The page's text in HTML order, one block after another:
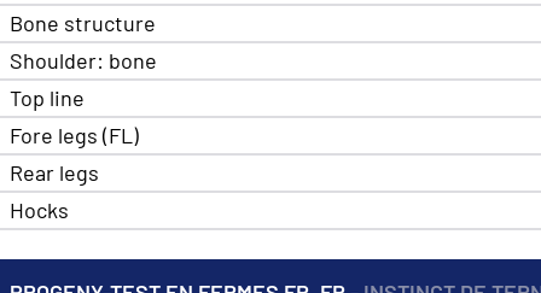
Bone structure
Shoulder: bone
Top line
Fore legs (FL)
Rear legs
Hocks